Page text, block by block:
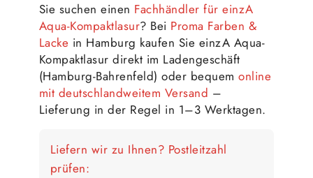
Sie suchen einen Fachhändler für einzA
Aqua-Kompaktlasur? Bei Proma Farben &
Lacke in Hamburg kaufen Sie einzA Aqua-
Kompaktlasur direkt im Ladengeschäft
(Hamburg-Bahrenfeld) oder bequemonline
mit deutschlandweitem Versand –
Lieferung in der Regel in 1–3 Werktagen.
Liefern wir zu Ihnen? Postleitzahl
prüfen: